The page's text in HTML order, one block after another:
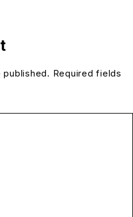
Required fields